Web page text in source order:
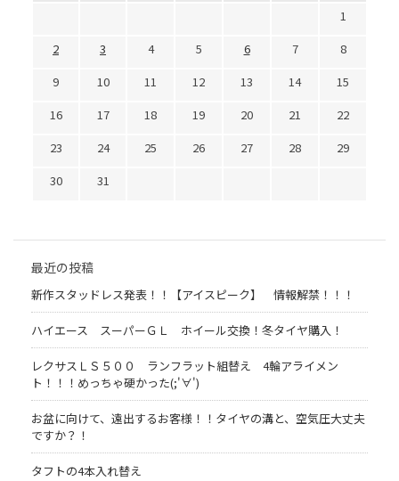
1
2
3 4 5 6 7
8
9
10 11 12 13 14
15
16
17 18 19 20 21
22
23
24 25 26 27 28
29
30
31
最近の投稿
新作スタッドレス発表！！【アイスピーク】 情報解禁！！！
ハイエース スーパーＧＬ ホイール交換！冬タイヤ購入！
レクサスＬＳ５００ ランフラット組替え 4輪アライメン
ト！！！めっちゃ硬かった(;'∀')
お盆に向けて、遠出するお客様！！タイヤの溝と、空気圧大丈夫
ですか？！
タフトの4本入れ替え